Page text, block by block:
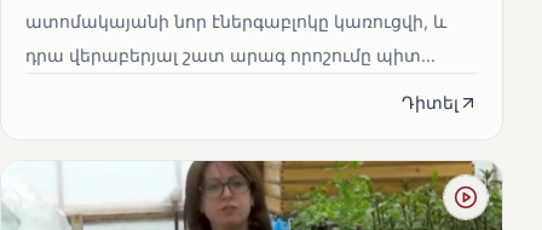
ատոմակայանի նոր էներգաբլոկը կառուցվի, և
դրա վերաբերյալ շատ արագ որոշումը պիտ...
Դիտել